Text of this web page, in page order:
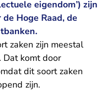
eigendom’) zijn
Hoge Raad, de
zaken zijn meestal
Dat komt door
dit soort zaken
zijn.